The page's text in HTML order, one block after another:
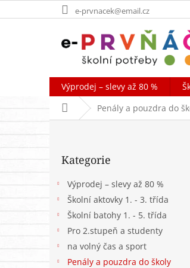
na
e-prvnacek@email.cz
Výprodej – slevy až 80 %
Domů Penály a pouzdra do
P
kategorie
Kategorie
Výprodej – slevy až 80 %
Školní aktovky 1. - 3. třída
Školní batohy 1. - 5. třída
Pro 2.stupeň a studenty
na volný čas a sport
Penály a pouzdra do školy